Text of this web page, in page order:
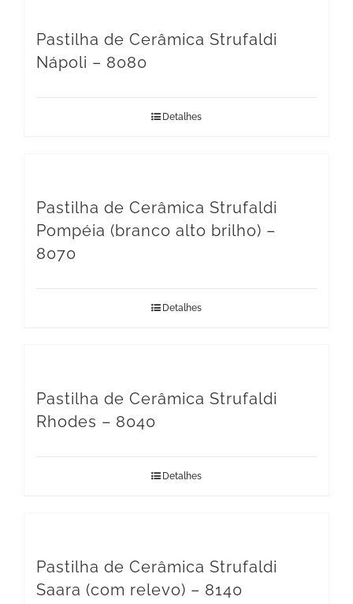
Pastilha de Cerâmica Strufaldi
Nápoli – 8080
Detalhes
Pastilha de Cerâmica Strufaldi
Pompéia (branco alto brilho) –
8070
Detalhes
Pastilha de Cerâmica Strufaldi
Rhodes – 8040
Detalhes
Pastilha de Cerâmica Strufaldi
Saara (com relevo) – 8140